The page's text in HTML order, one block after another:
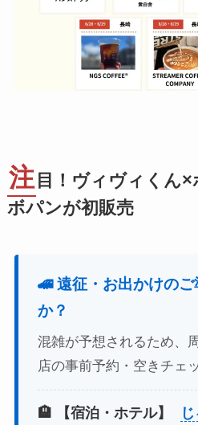
注 目！ヴィヴィくん
ボパンが初販売
🚄 遠征・お出かけの
か？
混雑が予想されるため、
店の事前予約・空きチェ
🏨 【宿泊・ホテル】